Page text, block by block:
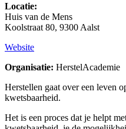
Locatie:
Huis van de Mens
Koolstraat 80, 9300 Aalst
Website
Organisatie: HerstelAcademie
Herstellen gaat over een leven
kwetsbaarheid.
Het is een proces dat je helpt